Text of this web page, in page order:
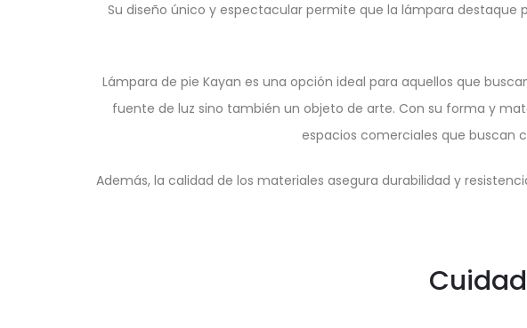
Su diseño único y espectacular permite que la lámpara
Lámpara de pie Kayan es una opción ideal para aquellos que
fuente de luz sino también un objeto de arte. Con su forma y
espacios comerciales que buscan
Además, la calidad de los materiales asegura durabilidad y